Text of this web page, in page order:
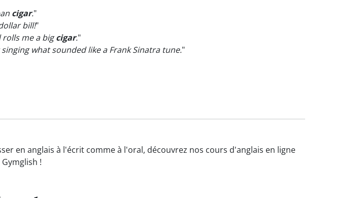
cigar."
bill!"
rolls me a bigcigar."
what sounded like a Frank Sinatra tune."
en anglais à l'écrit comme à l'oral, découvrez nos cours d'anglais en ligne
Gymglish !